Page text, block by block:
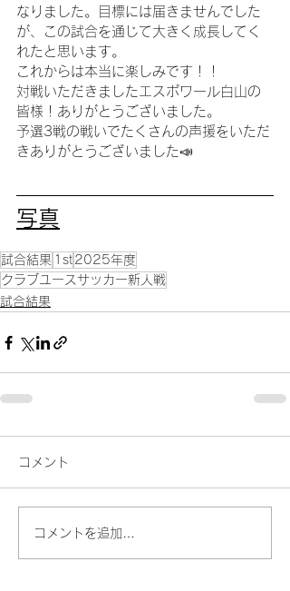
なりました。目標には届きませんでした
が、この試合を通じて大きく成長してく
れたと思います。
これからは本当に楽しみです！！
対戦いただきましたエスポワール白山の
皆様！ありがとうございました。
予選3戦の戦いでたくさんの声援をいただ
きありがとうございました📣
写真
試合結果 1st 2025年度
クラブユースサッカー新人戦
試合結果
コメント
コメントを追加…